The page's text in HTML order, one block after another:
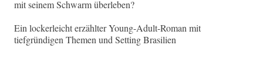
mit seinem Schwarm überleben?
Ein lockerleicht erzählter Young-Adult-Roman mit
tiefgründigen Themen und Setting Brasilien